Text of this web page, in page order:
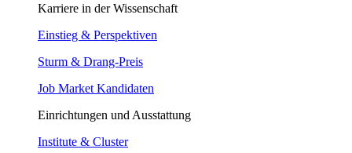
Karriere in der Wissenschaft
Einstieg & Perspektiven
Sturm & Drang-Preis
Job Market Kandidaten
Einrichtungen und Ausstattung
Institute & Cluster